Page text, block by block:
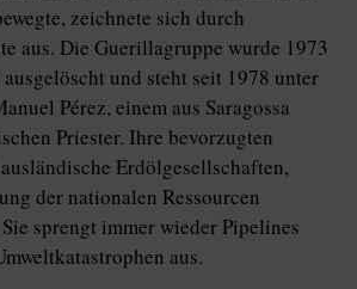
zeichnete sich durch
aus. Die Guerillagruppe wurde 1973
und steht seit 1978 unter
Pérez, einem aus Saragossa
Priester. Ihre bevorzugten
Erdölgesellschaften,
der nationalen Ressourcen
sprengt immer wieder Pipelines
aus.